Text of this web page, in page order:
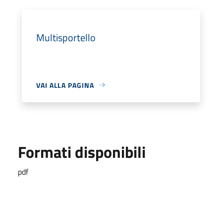
Multisportello
VAI ALLA PAGINA
Formati disponibili
pdf